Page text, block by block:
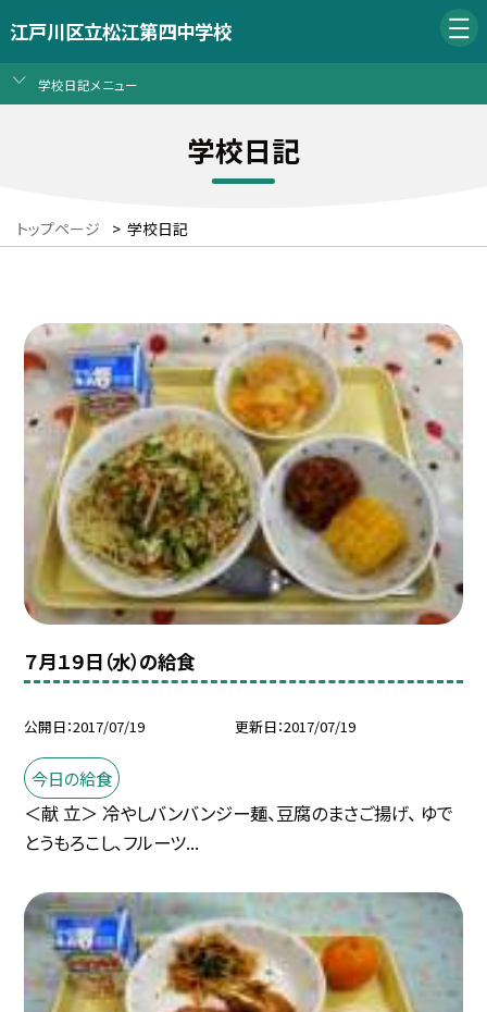
江戸川区立松江第四中学校
学校日記メニュー
学校日記
トップページ > 学校日記
７月１９日（水）の給食
公開日 2017/07/19 更新日 2017/07/19
今日の給食
＜献 立＞ 冷やしバンバンジー麺、豆腐のまさご揚げ、 ゆで
とうもろこし、フルーツ...